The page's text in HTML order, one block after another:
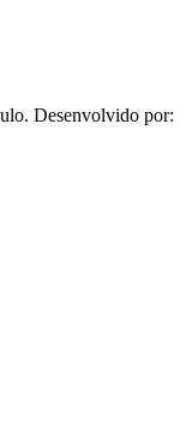
Desenvolvido por: